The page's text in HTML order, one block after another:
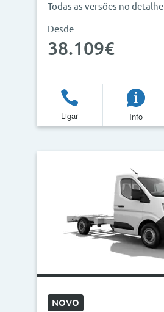
Todas as versões no detalhe
Desde
38.109€
Ligar Info
NOVO